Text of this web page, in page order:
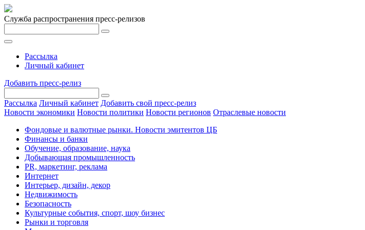
Служба распространения пресс-релизов
Рассылка
Личный кабинет
Добавить пресс-релиз
Рассылка Личный кабинет Добавить свой пресс-релиз
Новости экономики Новости политики Новости регионов Отраслевые новости
Фондовые и валютные рынки. Новости эмитентов ЦБ
Финансы и банки
Обучение, образование, наука
Добывающая промышленность
PR, маркетинг, реклама
Интернет
Интерьер, дизайн, декор
Недвижимость
Безопасность
Культурные события, спорт, шоу бизнес
Рынки и торговля